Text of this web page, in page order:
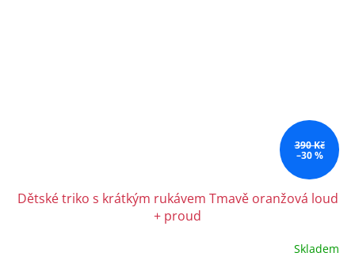
390 Kč
–30 %
Dětské triko s krátkým rukávem Tmavě oranžová loud
+ proud
Skladem